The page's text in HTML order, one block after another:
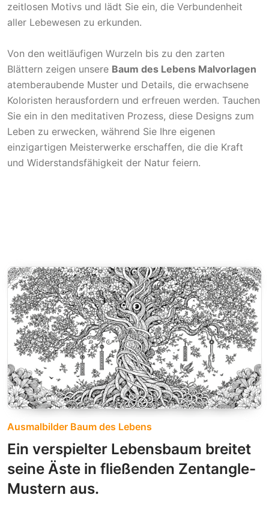
zeitlosen Motivs und lädt Sie ein, die Verbundenheit
aller Lebewesen zu erkunden.
Von den weitläufigen Wurzeln bis zu den zarten
Blättern zeigen unsere Baum des Lebens Malvorlagen
atemberaubende Muster und Details, die erwachsene
Koloristen herausfordern und erfreuen werden. Tauchen
Sie ein in den meditativen Prozess, diese Designs zum
Leben zu erwecken, während Sie Ihre eigenen
einzigartigen Meisterwerke erschaffen, die die Kraft
und Widerstandsfähigkeit der Natur feiern.
Ausmalbilder Baum des Lebens
Ein verspielter Lebensbaum breitet
seine Äste in fließenden Zentangle-
Mustern aus.